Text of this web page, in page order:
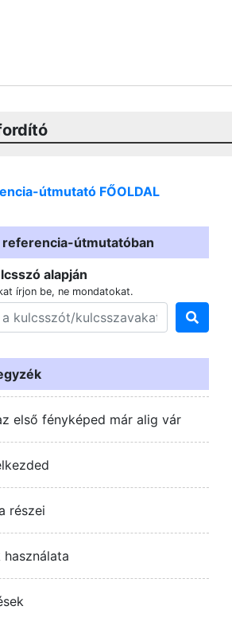
útmutató FŐOLDAL
referencia-útmutatóban
alapján
írjon be, ne mondatokat.
első fényképed már alig vár
részei
használata